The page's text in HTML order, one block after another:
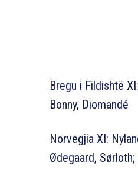
Bregu i Fildishtë
Bonny, Diomandé
Norvegjia XI:
Ødegaard, Sørloth;